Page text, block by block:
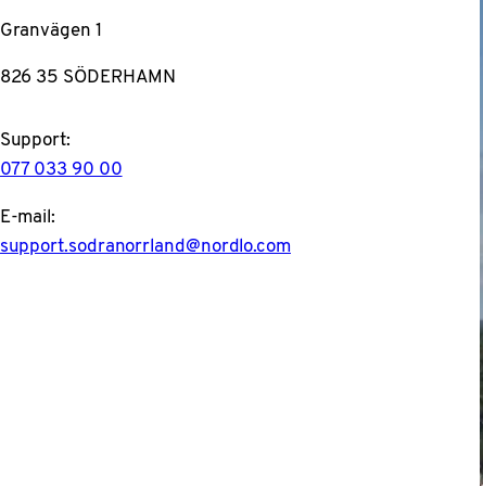
Granvägen 1
826 35 SÖDERHAMN
Support:
077 033 90 00
E-mail:
support.sodranorrland@nordlo.com